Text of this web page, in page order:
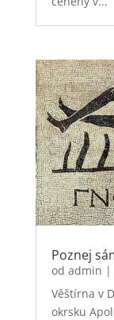
Poznej
od admin |
Věštírna v
okrsku